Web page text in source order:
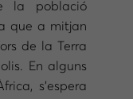
la població
que a mitjan
de la Terra
En alguns
s’espera